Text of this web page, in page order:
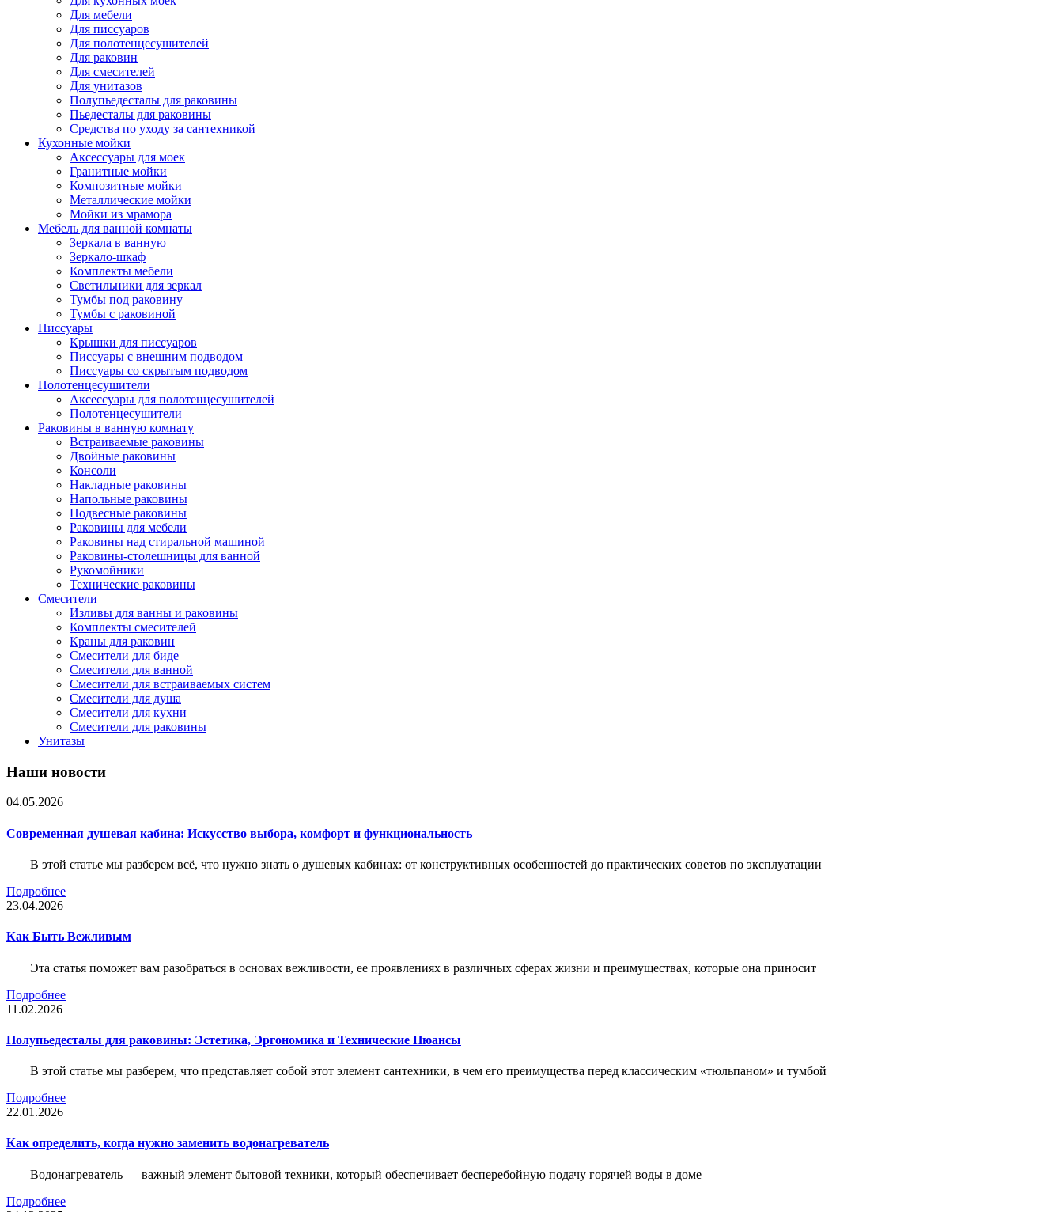
Для мебели
Для писсуаров
Для полотенцесушителей
Для раковин
Для смесителей
Для унитазов
Полупьедесталы для раковины
Пьедесталы для раковины
Средства по уходу за сантехникой
Кухонные мойки
Аксессуары для моек
Гранитные мойки
Композитные мойки
Металлические мойки
Мойки из мрамора
Мебель для ванной комнаты
Зеркала в ванную
Зеркало-шкаф
Комплекты мебели
Светильники для зеркал
Тумбы под раковину
Тумбы с раковиной
Писсуары
Крышки для писсуаров
Писсуары с внешним подводом
Писсуары со скрытым подводом
Полотенцесушители
Аксессуары для полотенцесушителей
Полотенцесушители
Раковины в ванную комнату
Встраиваемые раковины
Двойные раковины
Консоли
Накладные раковины
Напольные раковины
Подвесные раковины
Раковины для мебели
Раковины над стиральной машиной
Раковины-столешницы для ванной
Рукомойники
Технические раковины
Смесители
Изливы для ванны и раковины
Комплекты смесителей
Краны для раковин
Смесители для биде
Смесители для ванной
Смесители для встраиваемых систем
Смесители для душа
Смесители для кухни
Смесители для раковины
Унитазы
Наши новости
04.05.2026
Современная душевая кабина: Искусство выбора, комфорт и функциональность
В этой статье мы разберем всё, что нужно знать о душевых кабинах: от конструктивных особенностей до практических советов по эксплуатации
Подробнее
23.04.2026
Как Быть Вежливым
Эта статья поможет вам разобраться в основах вежливости, ее проявлениях в различных сферах жизни и преимуществах, которые она приносит
Подробнее
11.02.2026
Полупьедесталы для раковины: Эстетика, Эргономика и Технические Нюансы
В этой статье мы разберем, что представляет собой этот элемент сантехники, в чем его преимущества перед классическим «тюльпаном» и тумбой
Подробнее
22.01.2026
Как определить, когда нужно заменить водонагреватель
Водонагреватель — важный элемент бытовой техники, который обеспечивает бесперебойную подачу горячей воды в доме
Подробнее